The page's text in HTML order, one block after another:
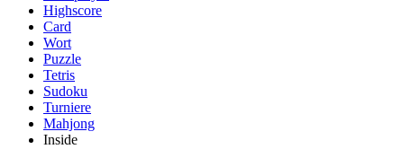
Highscore
Card
Wort
Puzzle
Tetris
Sudoku
Turniere
Mahjong
Inside